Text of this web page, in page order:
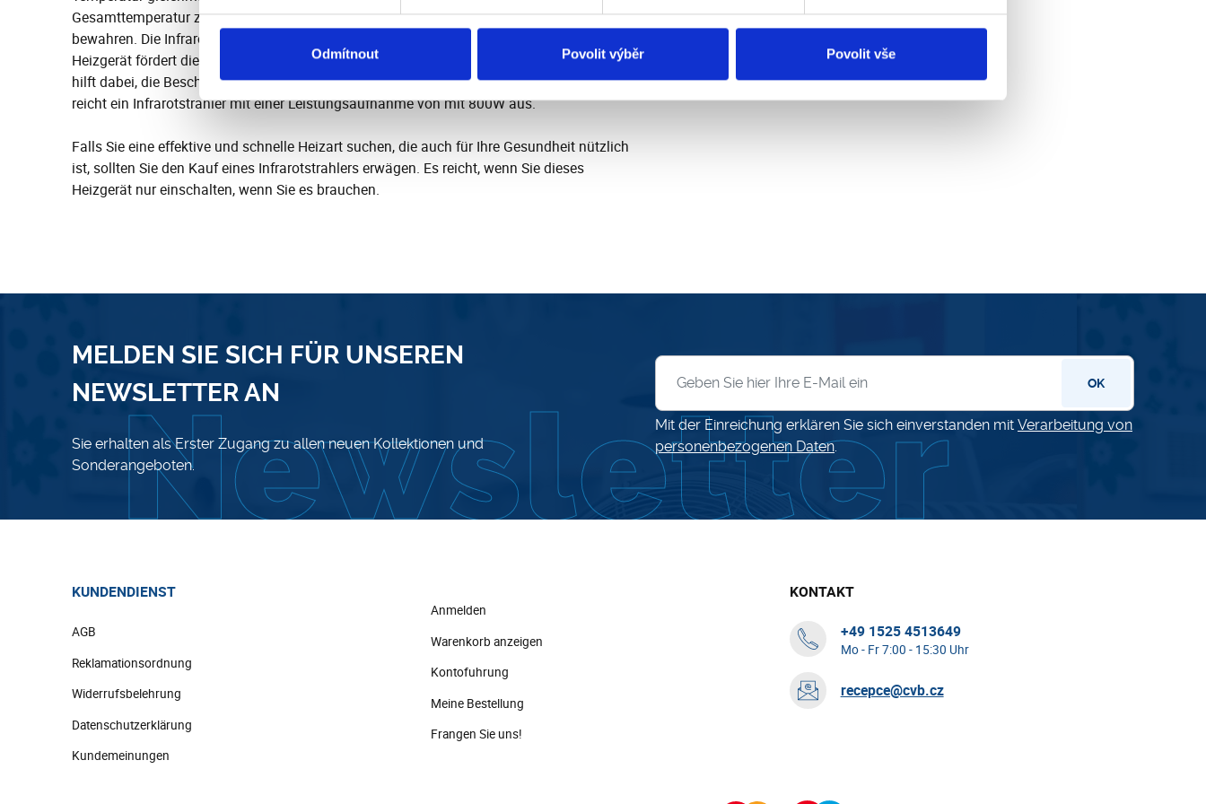
Odmítnout Povolit výběr Povolit vše
Gesamttemperatur zu beheizen und dabei gleichzeitig das erforderte Wärmebehagen zu
bewahren. Die Infrarotwärme hat auch viele positive Auswirkungen auf die Gesundheit: Das
Heizgerät fördert die Durchblutung, vermindert Schmerzen, löst Muskelspannungen und
hilft dabei, die Beschwerden chronischer Erkrankungen zu lindern. Falls Ihr Bad klein ist,
reicht ein Infrarotstrahler mit einer Leistungsaufnahme von mit 800W aus.
Falls Sie eine effektive und schnelle Heizart suchen, die auch für Ihre Gesundheit nützlich
ist, sollten Sie den Kauf eines Infrarotstrahlers erwägen. Es reicht, wenn Sie dieses
Heizgerät nur einschalten, wenn Sie es brauchen.
MELDEN SIE SICH FÜR UNSEREN
NEWSLETTER AN
Sie erhalten als Erster Zugang zu allen neuen Kollektionen und
Sonderangeboten.
OK
Mit der Einreichung erklären Sie sich einverstanden mit Verarbeitung von
personenbezogenen Daten.
KUNDENDIENST
AGB
Reklamationsordnung
Widerrufsbelehrung
Datenschutzerklärung
Kundemeinungen
Anmelden
Warenkorb anzeigen
Kontofuhrung
Meine Bestellung
Frangen Sie uns!
KONTAKT
+49 1525 4513649
Mo - Fr 7:00 - 15:30 Uhr
recepce@cvb.cz